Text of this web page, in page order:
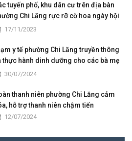
tuyến phố, khu dân cư trên địa bàn
Chi Lăng rực rỡ cờ hoa ngày hội
đoàn kết toàn dân tộc ở khu dân cư
17/11/2023
y tế phường Chi Lăng truyền thông
thực hành dinh dưỡng cho các bà mẹ
con nhỏ trên địa bàn
30/07/2024
thanh niên phường Chi Lăng cảm
hỗ trợ thanh niên chậm tiến
12/07/2024